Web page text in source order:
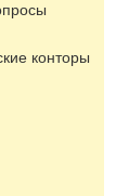
конторы